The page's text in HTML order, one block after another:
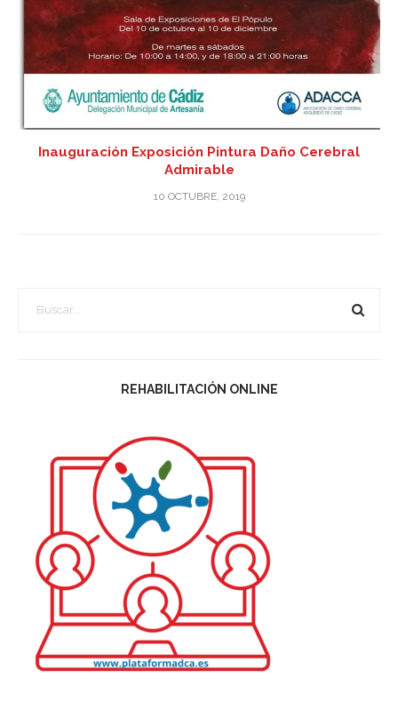
Inauguración Exposición Pintura Daño Cerebral
Admirable
10 OCTUBRE, 2019
REHABILITACIÓN ONLINE